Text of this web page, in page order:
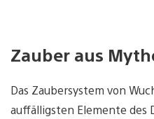
Zauber aus
Das Zaubersystem von
auffälligsten Elemente des